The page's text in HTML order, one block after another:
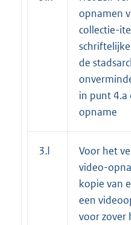
opnamen
collectie-
de
in punt 4.a
opname
3.l
Voor het
video-
kopie van
een
voor zover